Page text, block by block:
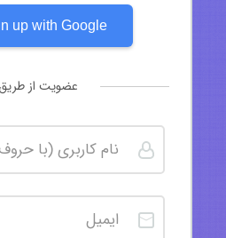
up with Google
عضویت از